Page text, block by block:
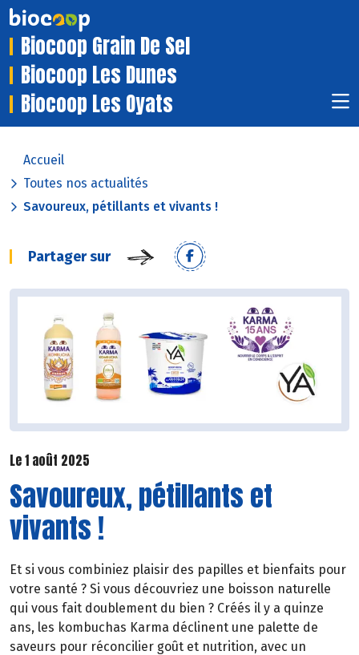
Biocoop Grain De Sel
Biocoop Les Dunes
Biocoop Les Oyats
Accueil
Toutes nos actualités
Savoureux, pétillants et vivants !
Partager sur
Le 1 août 2025
Savoureux, pétillants et
vivants !
Et si vous combiniez plaisir des papilles et bienfaits pour
votre santé ? Si vous découvriez une boisson naturelle
qui vous fait doublement du bien ? Créés il y a quinze
ans, les kombuchas Karma déclinent une palette de
saveurs pour réconcilier goût et nutrition, avec un